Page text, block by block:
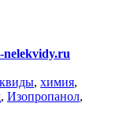
nelekvidy.ru
, химия,
, Изопропанол,